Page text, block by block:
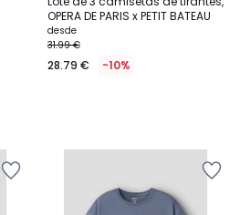
OPERA DE PARIS x PETIT BATEAU
desde
31.99 €
28.79 € -10%